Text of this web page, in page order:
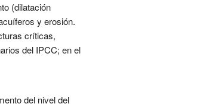
(dilatación
y erosión.
críticas,
del IPCC; en el
del nivel del